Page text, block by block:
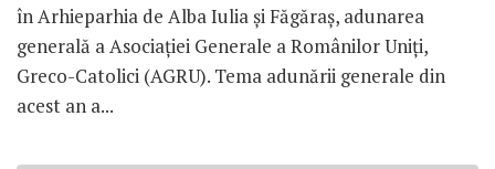
în Arhieparhia de Alba Iulia şi Făgăraş, adunarea
generală a Asociaţiei Generale a Românilor Uniţi,
Greco-Catolici (AGRU). Tema adunării generale din
acest an a...